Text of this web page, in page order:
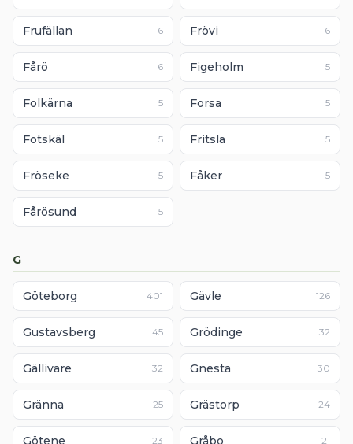
Frufällan 6 Frövi 6
Fårö 6 Figeholm 5
Folkärna 5 Forsa 5
Fotskäl 5 Fritsla 5
Fröseke 5 Fåker 5
Fårösund 5
G
Göteborg 401 Gävle 126
Gustavsberg 45 Grödinge 32
Gällivare 32 Gnesta 30
Gränna 25 Grästorp 24
Götene 23 Gråbo 21